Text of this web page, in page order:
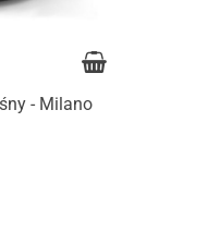
- Milano